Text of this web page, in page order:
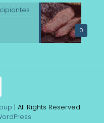
0
| All Rights Reserved